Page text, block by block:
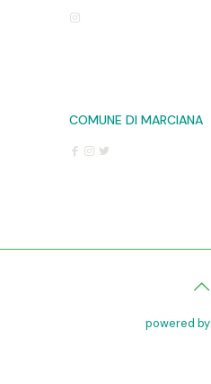
COMUNE DI MARCIANA
powered by